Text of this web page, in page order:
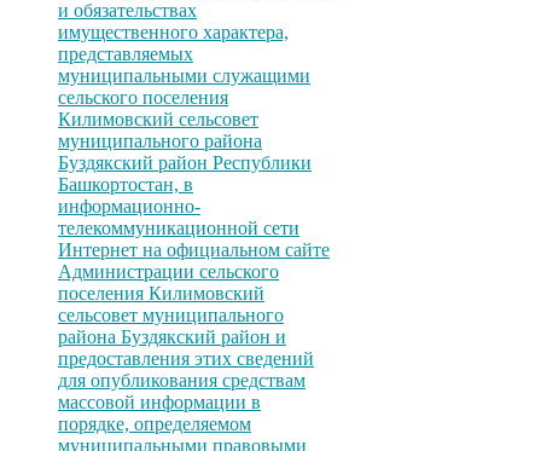
и обязательствах
имущественного характера,
представляемых
муниципальными служащими
сельского поселения
Килимовский сельсовет
муниципального района
Буздякский район Республики
Башкортостан, в
информационно-
телекоммуникационной сети
Интернет на официальном сайте
Администрации сельского
поселения Килимовский
сельсовет муниципального
района Буздякский район и
предоставления этих сведений
для опубликования средствам
массовой информации в
порядке, определяемом
муниципальными правовыми